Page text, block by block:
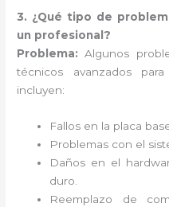
3. ¿Qué tipo de
un profesional?
Problema: Algunos
técnicos avanzados
incluyen:
Fallos en la placa
Problemas con el
Daños en el
duro.
Reemplazo de